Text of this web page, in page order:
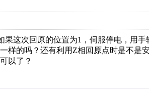
这次回原的位置为1，伺服停电，用手
样的吗？还有利用Z相回原点时是不是
以了？